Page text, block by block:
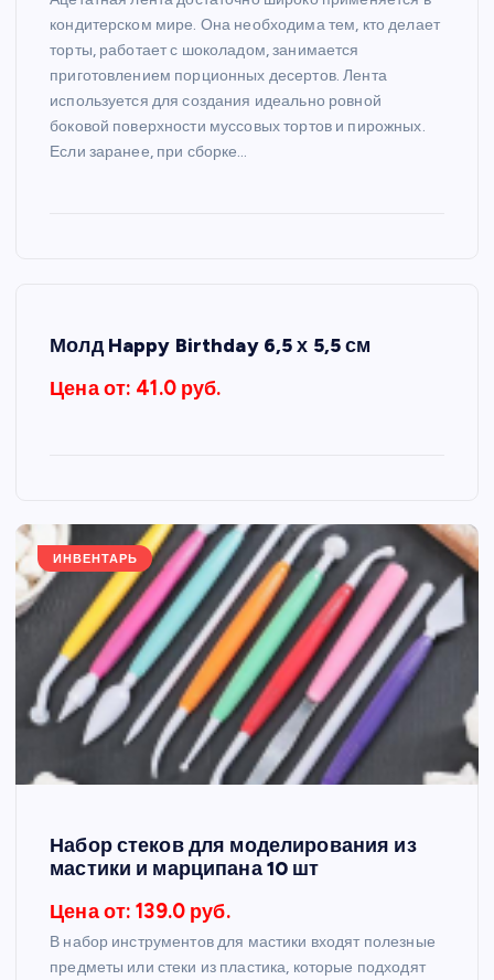
кондитерском мире. Она необходима тем, кто делает
торты, работает с шоколадом, занимается
приготовлением порционных десертов. Лента
используется для создания идеально ровной
боковой поверхности муссовых тортов и пирожных.
Если заранее, при сборке…
Молд Happy Birthday 6,5 х 5,5 см
Цена от: 41.0 руб.
ИНВЕНТАРЬ
Набор стеков для моделирования из
мастики и марципана 10 шт
Цена от: 139.0 руб.
В набор инструментов для мастики входят полезные
предметы или стеки из пластика, которые подходят